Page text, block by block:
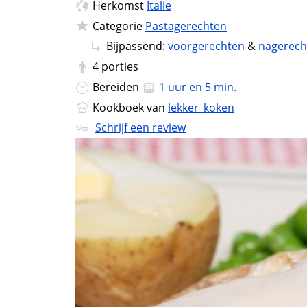
Herkomst Italie
Categorie Pastagerechten
Bijpassend: voorgerechten &
4 porties
Bereiden
1 uur en 5 min.
Kookboek van lekker_koken
Schrijf een review